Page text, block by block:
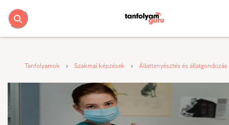
Tanfolyamok Szakmai képzések Állattenyésztés és állatgondozás